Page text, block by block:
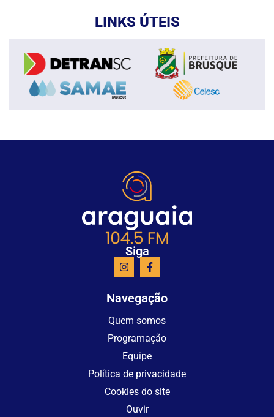
LINKS ÚTEIS
Siga
Navegação
Quem somos
Programação
Equipe
Política de privacidade
Cookies do site
Ouvir